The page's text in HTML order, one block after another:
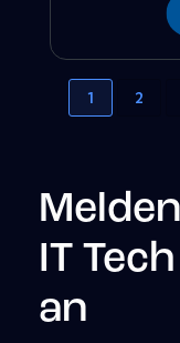
1 2
IT
an